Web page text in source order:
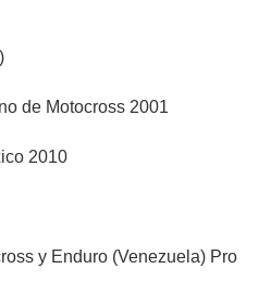
de Motocross 2001
2010
y Enduro (Venezuela) Pro